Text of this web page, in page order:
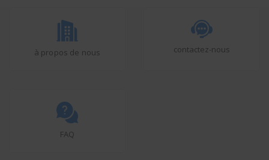
à propos de nous contactez-nous
FAQ